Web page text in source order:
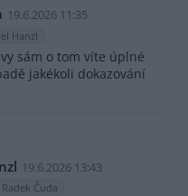
19.6.2026 11:35
Hanzl
sám o tom víte úplné
jakékoli dokazování
19.6.2026 13:43
Čuda